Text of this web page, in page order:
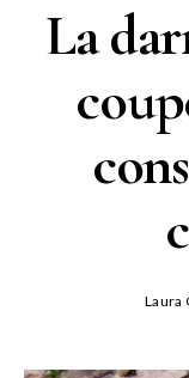
La
Laura